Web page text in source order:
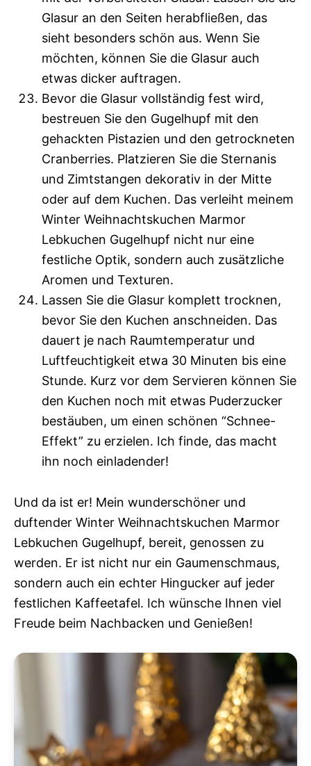
Glasur an den Seiten herabfließen, das
sieht besonders schön aus. Wenn Sie
möchten, können Sie die Glasur auch
etwas dicker auftragen.
Bevor die Glasur vollständig fest wird,
bestreuen Sie den Gugelhupf mit den
gehackten Pistazien und den getrockneten
Cranberries. Platzieren Sie die Sternanis
und Zimtstangen dekorativ in der Mitte
oder auf dem Kuchen. Das verleiht meinem
Winter Weihnachtskuchen Marmor
Lebkuchen Gugelhupf nicht nur eine
festliche Optik, sondern auch zusätzliche
Aromen und Texturen.
Lassen Sie die Glasur komplett trocknen,
bevor Sie den Kuchen anschneiden. Das
dauert je nach Raumtemperatur und
Luftfeuchtigkeit etwa 30 Minuten bis eine
Stunde. Kurz vor dem Servieren können Sie
den Kuchen noch mit etwas Puderzucker
bestäuben, um einen schönen “Schnee-
Effekt” zu erzielen. Ich finde, das macht
ihn noch einladender!
Und da ist er! Mein wunderschöner und
duftender Winter Weihnachtskuchen Marmor
Lebkuchen Gugelhupf, bereit, genossen zu
werden. Er ist nicht nur ein Gaumenschmaus,
sondern auch ein echter Hingucker auf jeder
festlichen Kaffeetafel. Ich wünsche Ihnen viel
Freude beim Nachbacken und Genießen!